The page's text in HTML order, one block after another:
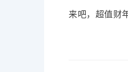
来吧，超值财